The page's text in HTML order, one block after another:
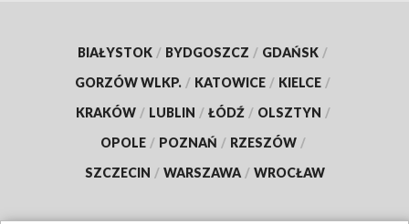
BIAŁYSTOK / BYDGOSZCZ / GDAŃSK /
GORZÓW WLKP. / KATOWICE / KIELCE /
KRAKÓW / LUBLIN / ŁÓDŹ / OLSZTYN /
OPOLE / POZNAŃ / RZESZÓW /
SZCZECIN / WARSZAWA / WROCŁAW